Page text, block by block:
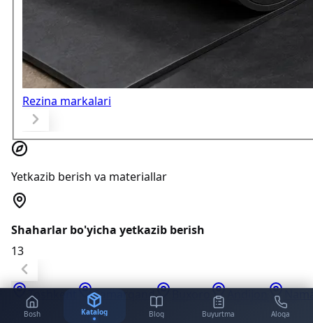
Rezina markalari
Yetkazib berish va materiallar
Shaharlar bo'yicha yetkazib berish
13
Toshkent Samarqand Buxoro Andijon
Bosh Katalog Blog Buyurtma Aloqa